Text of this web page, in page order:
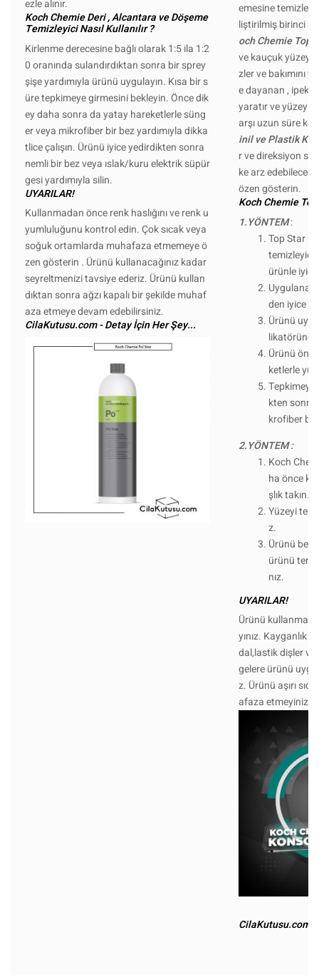
ezle alınır.
Koch Chemie Deri , Alcantara ve Döşeme
Temizleyici Nasıl Kullanılır ?
Kirlenme derecesine bağlı olarak 1:5 ila 1:2
0 oranında sulandırdıktan sonra bir sprey
şişe yardımıyla ürünü uygulayın. Kısa bir s
üre tepkimeye girmesini bekleyin. Önce dik
ey daha sonra da yatay hareketlerle süng
er veya mikrofiber bir bez yardımıyla dikka
tlice çalışın. Ürünü iyice yedirdikten sonra
nemli bir bez veya ıslak/kuru elektrik süpür
gesi yardımıyla silin.
UYARILAR!
Kullanmadan önce renk haslığını ve renk u
yumluluğunu kontrol edin. Çok sıcak veya
soğuk ortamlarda muhafaza etmemeye ö
zen gösterin . Ürünü kullanacağınız kadar
seyreltmenizi tavsiye ederiz. Ürünü kullan
dıktan sonra ağzı kapalı bir şekilde muhaf
aza etmeye devam edebilirsiniz.
CilaKutusu.com - Detay İçin Her Şey...
emesine
liştirilmiş birinci
och Chemie Top
ve kauçuk
zler ve bakımını
e dayanan ,
yaratır ve yüzeyi
arşı uzun süre
inil ve Plastik
r ve direksiyon
ke arz
özen gösterin.
Koch Chemie
1.YÖNTEM:
Top Star
temizleyici
ürünle
den iyice
Ürünü
likatörüne
Ürünü
ketlerle
kten sonra
krofiber
2.YÖNTEM :
Koch
ha önce
şlık takın.
Yüzeyi
z.
Ürünü
ürünü
nız.
UYARILAR!
Ürünü
yınız. Kayganlık
dal,lastik dişler
gelere ürünü
z. Ürünü aşırı
afaza etmeyiniz.
CilaKutusu.com